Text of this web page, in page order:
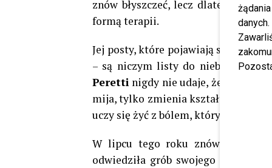
danych.
znów błyszczeć, lecz dlatego, że
formą terapii.
Jej posty, które pojawiają się przy
– są niczym listy do nieba. Każdy
Peretti nigdy nie udaje, że
mija, tylko zmienia kształt. Jej fani
uczy się żyć z bólem, który nigdy nie
W lipcu tego roku znów zrobiło
odwiedziła grób swojego syna. To,